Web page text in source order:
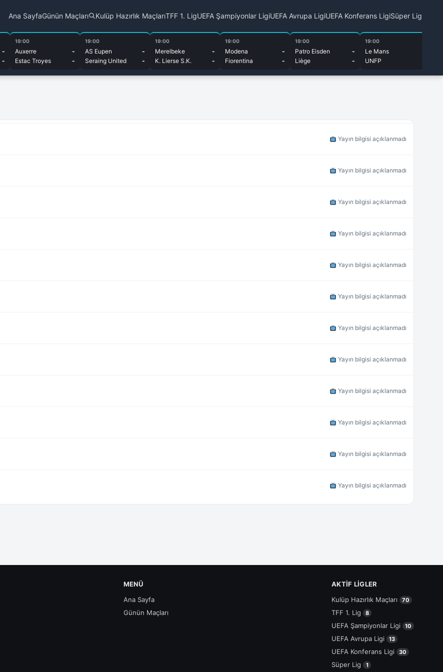
Ana SayfaGünün Maçları Kulüp Hazırlık MaçlarıTFF 1. LigUEFA Şampiyonlar LigiUEFA Avrupa LigiUEFA Konferans LigiSüper Lig
-
-
19:00
Auxerre
-
Estac Troyes
-
19:00
AS Eupen
-
Seraing United
-
19:00
Merelbeke
-
K. Lierse S.K.
-
19:00
Modena
-
Fiorentina
-
19:00
Patro Eisden
-
Liège
-
19:00
Le Mans
UNFP
Yayın bilgisi açıklanmadı
Yayın bilgisi açıklanmadı
Yayın bilgisi açıklanmadı
Yayın bilgisi açıklanmadı
Yayın bilgisi açıklanmadı
Yayın bilgisi açıklanmadı
Yayın bilgisi açıklanmadı
Yayın bilgisi açıklanmadı
Yayın bilgisi açıklanmadı
Yayın bilgisi açıklanmadı
Yayın bilgisi açıklanmadı
Yayın bilgisi açıklanmadı
MENÜ
Ana Sayfa
Günün Maçları
AKTIF LIGLER
Kulüp Hazırlık Maçları
70
TFF 1. Lig 8
UEFA Şampiyonlar Ligi 10
UEFA Avrupa Ligi 13
UEFA Konferans Ligi 30
Süper Lig 1